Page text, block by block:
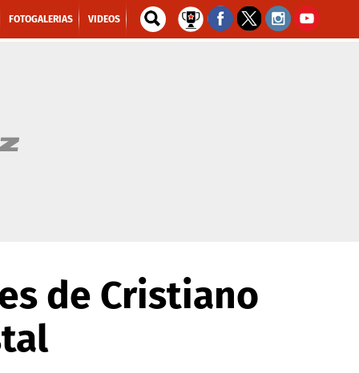
FOTOGALERIAS VIDEOS
de Cristiano